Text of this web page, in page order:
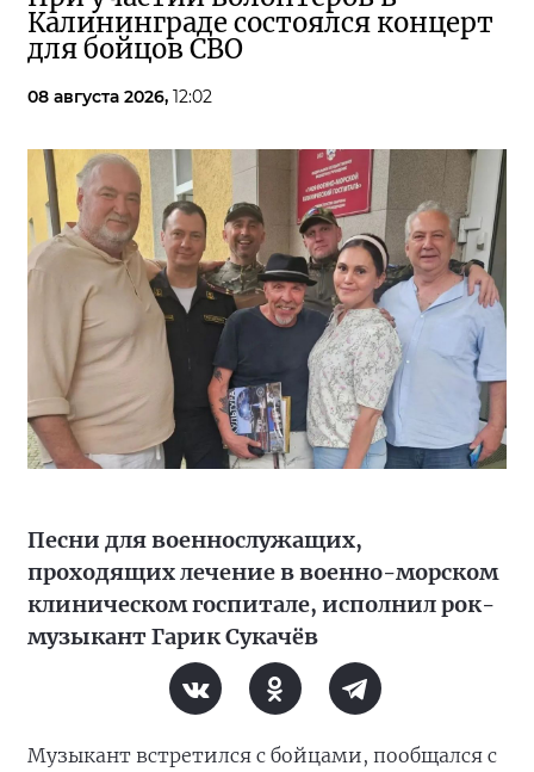
Калининграде состоялся концерт
для бойцов СВО
08 августа 2026, 12:02
Песни для военнослужащих,
проходящих лечение в военно-морском
клиническом госпитале, исполнил рок-
музыкант Гарик Сукачёв
Музыкант встретился с бойцами, пообщался с